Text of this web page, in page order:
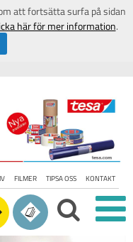
FILMER TIPSA OSS KONTAKT
att fortsätta surfa på sidan
här för mer information.